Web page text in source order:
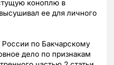
коноплю в
ее для личного
по Бакчарскому
дело по признакам